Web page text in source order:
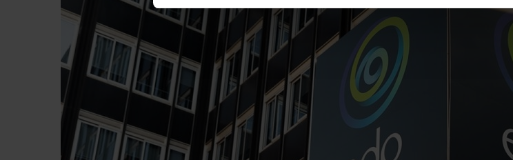
Las cookies de este sitio web se usan para personalizar el contenido
y analizar el tráfico. Además, compartimos información sobre el uso
redes sociales, publicidad y análisis web, quienes pueden combinarla
que hayan recopilado a partir del uso que haya hecho de sus servicios.